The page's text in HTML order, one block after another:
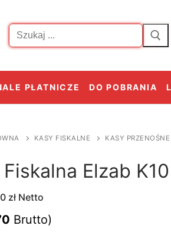
Szukaj:
PŁATNICZE DO POBRANIA
KASY FISKALNE KASY PRZENOŚNE
Fiskalna Elzab
zł Netto
Brutto)